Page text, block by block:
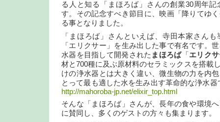
る人と知る「まほろば」さんの創業30周年
す。その記念すべき節目に、映画「降りてゆ
る事となりました。
「まほろば」さんといえば、寺田本家さん
「エリクサー」を生み出した事で有名です。
水器を目指して開発された まほろば「 エリク
材と700種に及ぶ原材料のセラミックスを搭載
けの浄水器とは大きく違い、微生物の力を内
とって最も適した水を生み出す革命的な浄水器
http://mahoroba-jp.net/elixir_top.html
そんな「まほろば」さんが、長年の食や環境
に賛同し、多くのゲストの方々も集まります。